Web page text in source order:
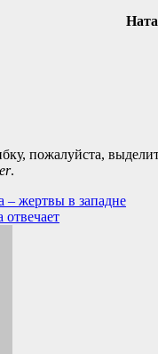
пожалуйста,
.
– жертвы в западне
отвечает